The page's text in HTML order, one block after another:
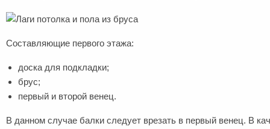
Составляющие первого этажа:
доска для подкладки;
брус;
первый и второй венец.
В данном случае балки следует врезать в первый венец. В